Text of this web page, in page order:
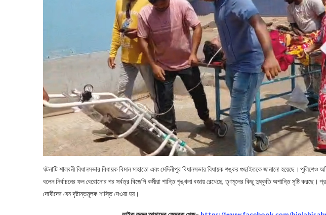
ঘটনাটি শালবনী বিধানসভার বিধায়ক বিমান মাহাতো এবং মেদিনীপুর বিধানসভার বিধায়ক শঙ্কর গুছাইতকে জানানো হয়েছে।
বলেন নির্বাচনের ফল বেরোনোর পর সর্বত্র বিজেপি কর্মীরা শান্তি শৃঙ্খলা বজায় রেখেছে, তৃণমূলের কিছু দুষ্কৃতি অশান্তি সৃষ্টি
দোষীদের যেন দৃষ্টান্তমূলক শাস্তি দেওয়া হয়।